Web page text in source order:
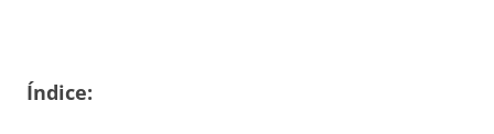
Índice: